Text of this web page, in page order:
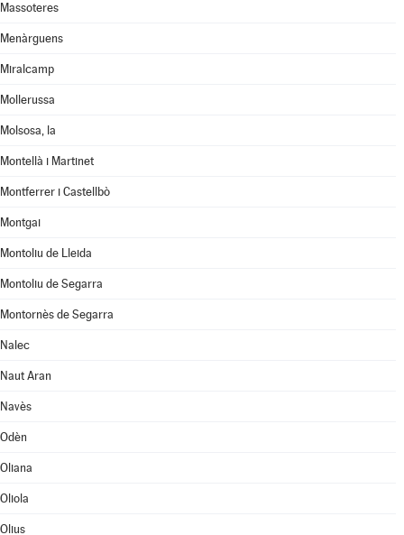
Massoteres
Menàrguens
Miralcamp
Mollerussa
Molsosa, la
Montellà i Martinet
Montferrer i Castellbò
Montgai
Montoliu de Lleida
Montoliu de Segarra
Montornès de Segarra
Nalec
Naut Aran
Navès
Odèn
Oliana
Oliola
Olius